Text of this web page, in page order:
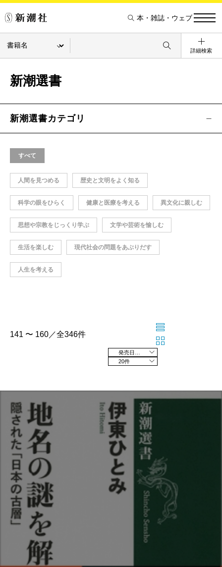
本・雑誌・ウェブ
詳細検索
新潮選書
新潮選書カテゴリ
すべて
人間を見つめる 歴史と文明をよく知る
科学の眼をひらく 健康と医療を考える 異文化に親しむ
思想や宗教をじっくり学ぶ 文学や芸術を愉しむ
生活を楽しむ 現代社会の問題をあぶりだす
人生を考える
141 〜 160／全346件
20件